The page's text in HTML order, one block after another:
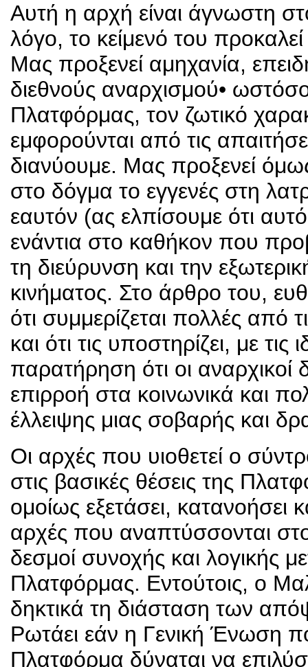
Αυτή η αρχή είναι άγνωστη
λόγο, το κείμενό του
Μας προξενεί αμηχανία,
διεθνούς αναρχισμού•
Πλατφόρμας, τον ζωτικό
εμφορούνται από τις
διανύουμε. Μας προξενεί
στο δόγμα το εγγενές στη
εαυτόν (ας ελπίσουμε ότι
ενάντια στο καθήκον που
τη διεύρυνση και την
κινήματος. Στο άρθρο του,
ότι συμμερίζεται πολλές από
και ότι τις υποστηρίζει, με
παρατήρηση ότι οι αναρχικοί
επιρροή στα κοινωνικά και
έλλειψης μιας σοβαρής και
Οι αρχές που υιοθετεί ο
στις βασικές θέσεις της
ομοίως εξετάσει, κατανοήσει
αρχές που αναπτύσσονται
δεσμοί συνοχής και λογικής
Πλατφόρμας. Εντούτοις, ο
δηκτικά τη διάσταση των
Ρωτάει εάν η Γενική Ένωση
Πλατφόρμα δύναται να